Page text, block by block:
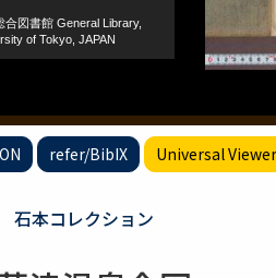
refer/BibIX Universal Viewer
石本コレクション